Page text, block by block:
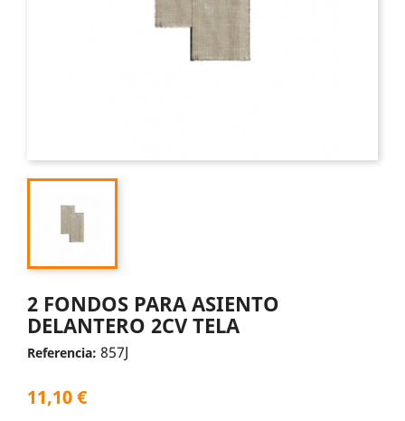
2 FONDOS PARA ASIENTO
DELANTERO 2CV TELA
Referencia: 857J
11,10 €